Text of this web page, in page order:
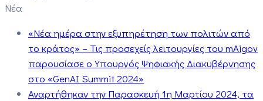
Νέα
«Νέα ημέρα στην εξυπηρέτηση των πολιτών από
το κράτος» – Τις προσεχείς λειτουργίες του mAigov
παρουσίασε ο Υπουργός Ψηφιακής Διακυβέρνησης
στο «GenAI Summit 2024»
Αναρτήθηκαν την Παρασκευή 1η Μαρτίου 2024, τα